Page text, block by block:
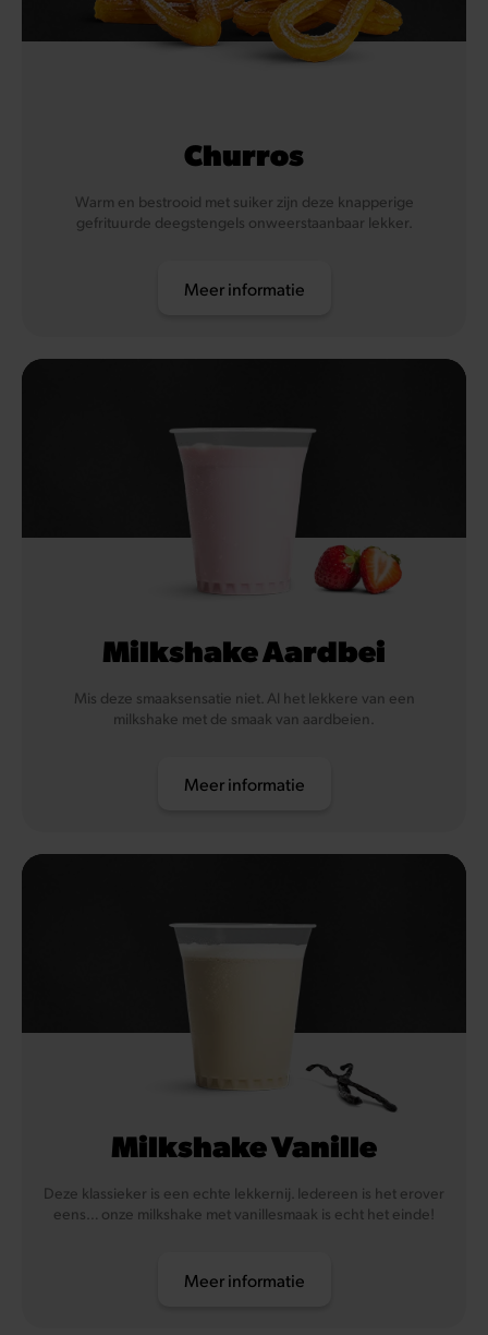
Churros
Warm en bestrooid met suiker zijn deze knapperige
gefrituurde deegstengels onweerstaanbaar lekker.
Meer informatie
Milkshake Aardbei
Mis deze smaaksensatie niet. Al het lekkere van een
milkshake met de smaak van aardbeien.
Meer informatie
Milkshake Vanille
Deze klassieker is een echte lekkernij. Iedereen is het erover
eens… onze milkshake met vanillesmaak is echt het einde!
Meer informatie